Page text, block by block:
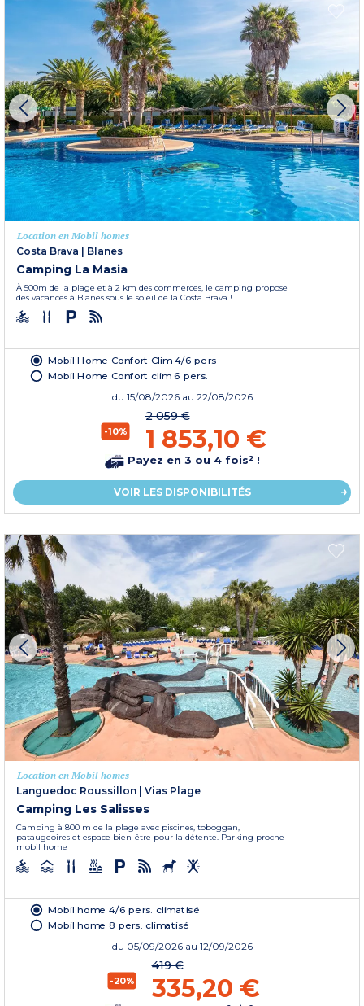
Location en Mobil homes
Costa Brava
Blanes
Camping La Masia
À 500m de la plage et à 2 km des commerces, le camping propose
des vacances à Blanes sous le soleil de la Costa Brava !
Mobil Home Confort Clim 4/6 pers
Mobil Home Confort clim 6 pers.
du 15/08/2026 au 22/08/2026
-10%
2 059 €
1 853,10 €
Payez en 3 ou 4 fois² !
VOIR LES DISPONIBILITÉS
Location en Mobil homes
Languedoc Roussillon
Vias Plage
Camping Les Salisses
Camping à 800 m de la plage avec piscines, toboggan,
pataugeoires et espace bien-être pour la détente. Parking proche
mobil home
Mobil home 4/6 pers. climatisé
Mobil home 8 pers. climatisé
du 05/09/2026 au 12/09/2026
-20%
419 €
335,20 €